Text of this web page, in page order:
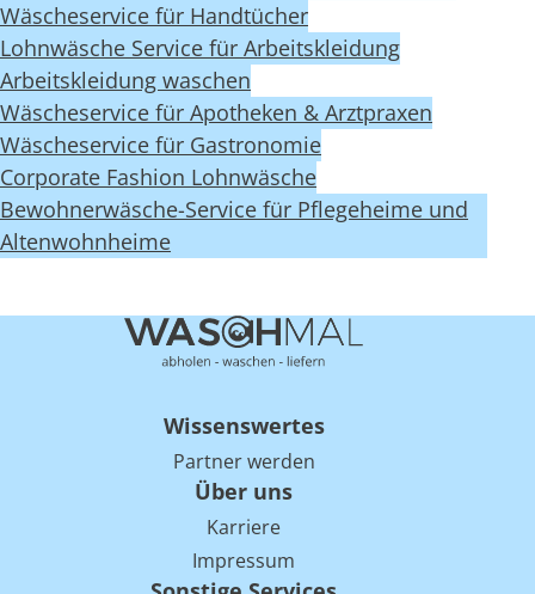
Wäscheservice für Handtücher
Lohnwäsche Service für Arbeitskleidung
Arbeitskleidung waschen
Wäscheservice für Apotheken & Arztpraxen
Wäscheservice für Gastronomie
Corporate Fashion Lohnwäsche
Bewohnerwäsche-Service für Pflegeheime und
Altenwohnheime
Wissenswertes
Partner werden
Über uns
Karriere
Impressum